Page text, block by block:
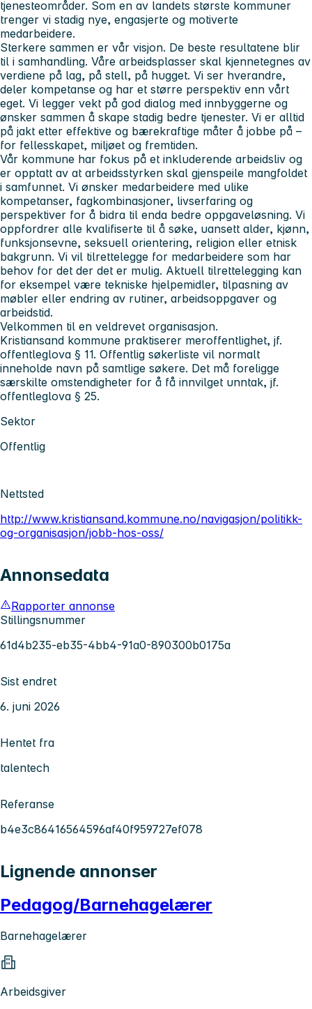
tjenesteområder. Som en av landets største kommuner
trenger vi stadig nye, engasjerte og motiverte
medarbeidere.
Sterkere sammen er vår visjon. De beste resultatene blir
til i samhandling. Våre arbeidsplasser skal kjennetegnes av
verdiene på lag, på stell, på hugget. Vi ser hverandre,
deler kompetanse og har et større perspektiv enn vårt
eget. Vi legger vekt på god dialog med innbyggerne og
ønsker sammen å skape stadig bedre tjenester. Vi er alltid
på jakt etter effektive og bærekraftige måter å jobbe på –
for fellesskapet, miljøet og fremtiden.
Vår kommune har fokus på et inkluderende arbeidsliv og
er opptatt av at arbeidsstyrken skal gjenspeile mangfoldet
i samfunnet. Vi ønsker medarbeidere med ulike
kompetanser, fagkombinasjoner, livserfaring og
perspektiver for å bidra til enda bedre oppgaveløsning. Vi
oppfordrer alle kvalifiserte til å søke, uansett alder, kjønn,
funksjonsevne, seksuell orientering, religion eller etnisk
bakgrunn. Vi vil tilrettelegge for medarbeidere som har
behov for det der det er mulig. Aktuell tilrettelegging kan
for eksempel være tekniske hjelpemidler, tilpasning av
møbler eller endring av rutiner, arbeidsoppgaver og
arbeidstid.
Velkommen til en veldrevet organisasjon.
Kristiansand kommune praktiserer meroffentlighet, jf.
offentleglova § 11. Offentlig søkerliste vil normalt
inneholde navn på samtlige søkere. Det må foreligge
særskilte omstendigheter for å få innvilget unntak, jf.
offentleglova § 25.
Sektor
Offentlig
Nettsted
http://www.kristiansand.kommune.no/navigasjon/politikk-
og-organisasjon/jobb-hos-oss/
Annonsedata
Rapporter annonse
Stillingsnummer
61d4b235-eb35-4bb4-91a0-890300b0175a
Sist endret
6. juni 2026
Hentet fra
talentech
Referanse
b4e3c86416564596af40f959727ef078
Lignende annonser
Pedagog/Barnehagelærer
Barnehagelærer
Arbeidsgiver